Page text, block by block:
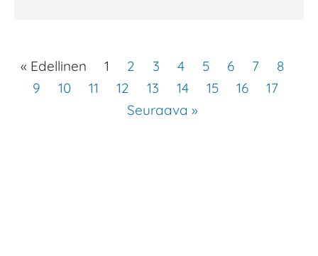
« Edellinen 1 2 3 4 5 6 7
8
9
10 11 12 13 14 15 16
17
Seuraava »